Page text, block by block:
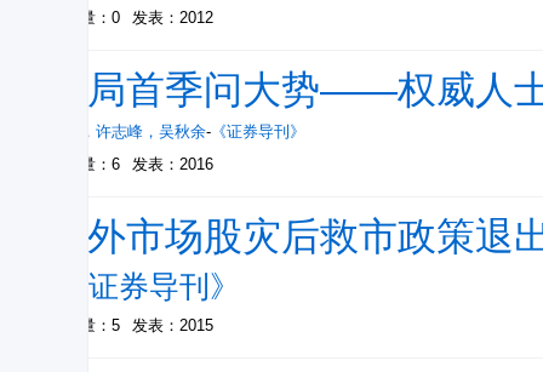
被引量：0 发表：2012
开局首季问大势——权威人
， 许志峰 ， 吴秋余- 《证券导刊》
被引量：6
发表：2016
海外市场股灾后救市政策退
《证券导刊》
被引量：5 发表：2015